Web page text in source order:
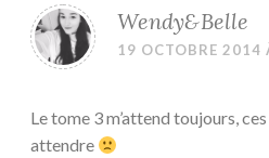
Wendy&Belle
19 OCTOBRE 2014
Le tome 3 m’attend toujours,
attendre